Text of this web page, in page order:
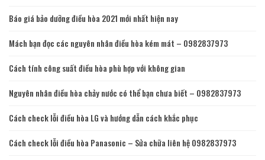
Báo giá bảo dưỡng điều hòa 2021 mới nhất hiện nay
Mách bạn đọc các nguyên nhân điều hòa kém mát – 0982837973
Cách tính công suất điều hòa phù hợp với không gian
Nguyên nhân điều hòa chảy nước có thể bạn chưa biết – 0982837973
Cách check lỗi điều hòa LG và hướng dẫn cách khắc phục
Cách check lỗi điều hòa Panasonic – Sửa chữa liên hệ 0982837973